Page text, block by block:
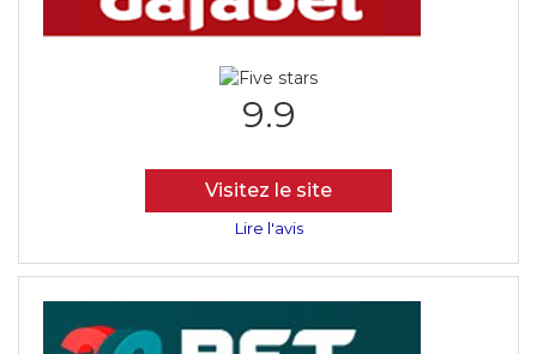
9.9
Visitez le site
Lire l'avis